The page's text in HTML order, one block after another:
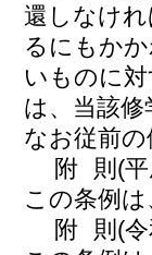
還しなけ
るにもか
いものに
は、当該
なお従前
附 則 (
この条例
附 則 (